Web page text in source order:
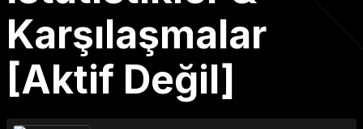
Karşılaşmalar
[Aktif Değil]